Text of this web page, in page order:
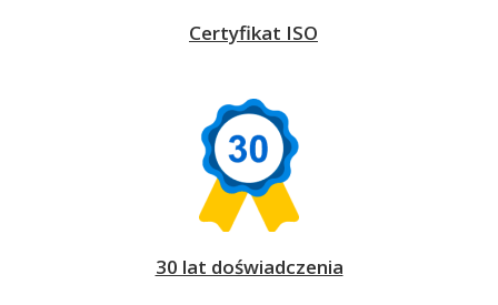
Certyfikat ISO
30 lat doświadczenia